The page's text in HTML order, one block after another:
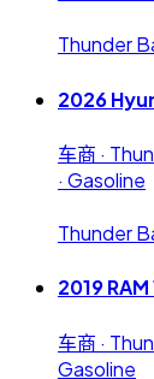
Thunder
2026
车商 ·
· Gasoline
Thunder
2019
车商 ·
Gasoline